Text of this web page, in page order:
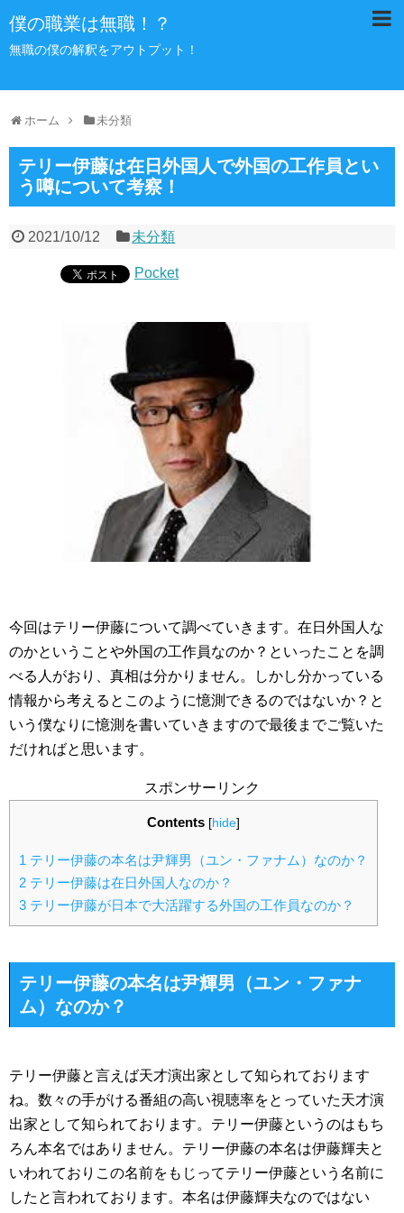
僕の職業は無職！？
無職の僕の解釈をアウトプット！
ホーム 未分類
テリー伊藤は在日外国人で外国の工作員とい
う噂について考察！
2021/10/12 未分類
Pocket
今回はテリー伊藤について調べていきます。在日外国人な
のかということや外国の工作員なのか？といったことを調
べる人がおり、真相は分かりません。しかし分かっている
情報から考えるとこのように憶測できるのではないか？と
いう僕なりに憶測を書いていきますので最後までご覧いた
だければと思います。
スポンサーリンク
Contents [hide]
1 テリー伊藤の本名は尹輝男（ユン・ファナム）なのか？
2 テリー伊藤は在日外国人なのか？
3 テリー伊藤が日本で大活躍する外国の工作員なのか？
テリー伊藤の本名は尹輝男（ユン・ファナ
ム）なのか？
テリー伊藤と言えば天才演出家として知られております
ね。数々の手がける番組の高い視聴率をとっていた天才演
出家として知られております。テリー伊藤というのはもち
ろん本名ではありません。テリー伊藤の本名は伊藤輝夫と
いわれておりこの名前をもじってテリー伊藤という名前に
したと言われております。本名は伊藤輝夫なのではない